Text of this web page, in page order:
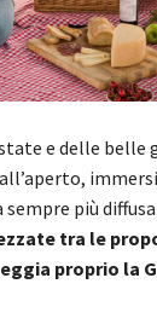
e delle
più
tra le
proprio la